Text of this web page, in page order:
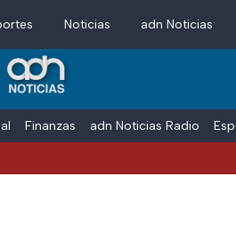
Noticias adn Noticias
Finanzas adn Noticias Radio